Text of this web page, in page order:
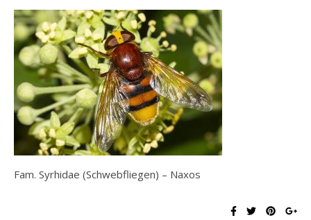
Fam. Syrhidae (Schwebfliegen) – Naxos